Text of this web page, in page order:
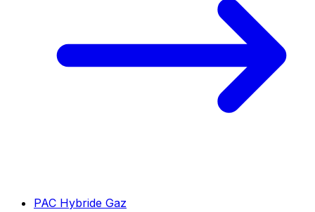
PAC Hybride Gaz